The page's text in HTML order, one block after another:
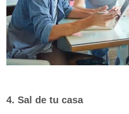
4. Sal de tu casa